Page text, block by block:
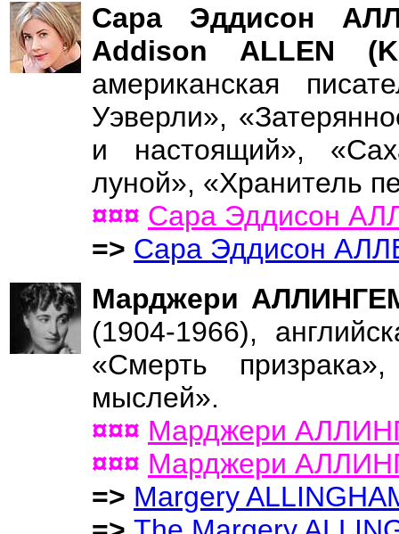
Сара Эддисон
Addison ALLEN
американская
Уэверли»,
и настоящий»,
луной», «Хранитель
¤¤¤ Сара Эддисон
=> Сара Эддисон
Марджери
(1904-1966),
«Смерть
мыслей».
¤¤¤ Марджери
¤¤¤ Марджери
=> Margery